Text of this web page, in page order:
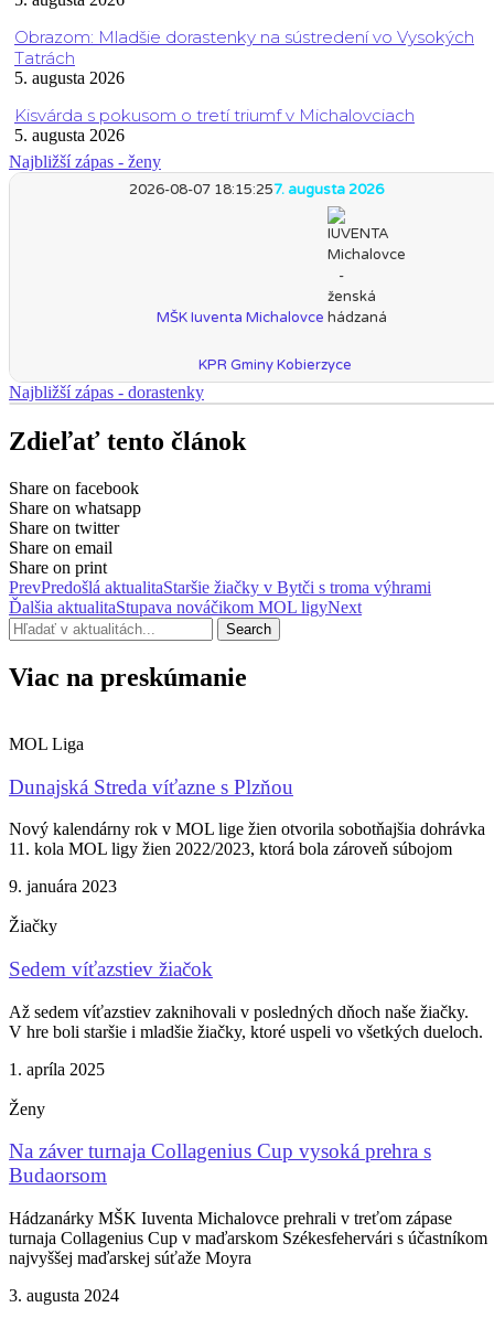
Obrazom: Mladšie dorastenky na sústredení vo Vysokých
Tatrách
5. augusta 2026
Kisvárda s pokusom o tretí triumf v Michalovciach
5. augusta 2026
Najbližší zápas - ženy
2026-08-07 18:15:257. augusta 2026
MŠK Iuventa Michalovce
KPR Gminy Kobierzyce
Najbližší zápas - dorastenky
Zdieľať tento článok
Share on facebook
Share on whatsapp
Share on twitter
Share on email
Share on print
PrevPredošlá aktualitaStaršie žiačky v Bytči s troma výhrami
Ďalšia aktualitaStupava nováčikom MOL ligyNext
Search
Viac na preskúmanie
MOL Liga
Dunajská Streda víťazne s Plzňou
Nový kalendárny rok v MOL lige žien otvorila sobotňajšia dohrávka
11. kola MOL ligy žien 2022/2023, ktorá bola zároveň súbojom
9. januára 2023
Žiačky
Sedem víťazstiev žiačok
Až sedem víťazstiev zaknihovali v posledných dňoch naše žiačky.
V hre boli staršie i mladšie žiačky, ktoré uspeli vo všetkých dueloch.
1. apríla 2025
Ženy
Na záver turnaja Collagenius Cup vysoká prehra s
Budaorsom
Hádzanárky MŠK Iuventa Michalovce prehrali v treťom zápase
turnaja Collagenius Cup v maďarskom Székesfehervári s účastníkom
najvyššej maďarskej súťaže Moyra
3. augusta 2024